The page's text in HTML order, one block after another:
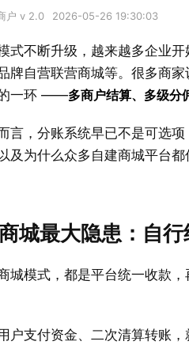
户 v 2.0 2026-05-26 19:30:03
式不断升级，越来越多企业开
牌自营联营商城等。很多商
一环 ——多商户结算、多级分
言，分账系统早已不是可选
及为什么众多自建商城平台都
城最大隐患：自
城模式，都是平台统一收款
户支付资金、二次清算转账，